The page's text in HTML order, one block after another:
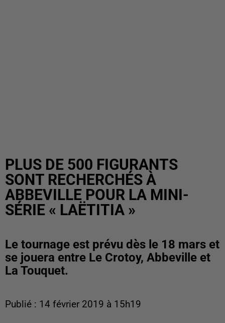
PLUS DE 500 FIGURANTS
SONT RECHERCHÉS À
ABBEVILLE POUR LA MINI-
SÉRIE « LAËTITIA »
Le tournage est prévu dès le 18 mars et
se jouera entre Le Crotoy, Abbeville et
La Touquet.
Publié : 14 février 2019 à 15h19